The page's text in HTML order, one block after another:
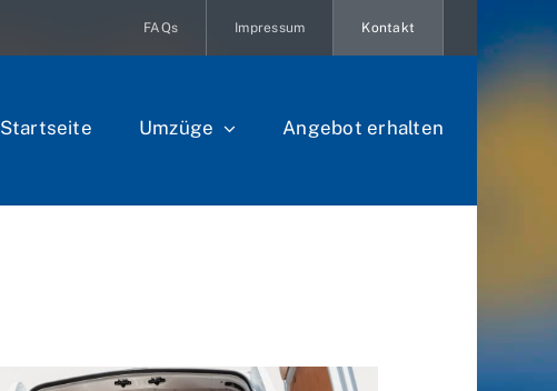
FAQs Impressum Kontakt
Startseite Umzüge Angebot erhalten